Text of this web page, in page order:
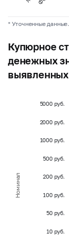
* Уточненные данные.
Купюрное
денежных
выявленных
Номинал
5000 руб.
2000 руб.
1000 руб.
500 руб.
200 руб.
100 руб.
50 руб.
10 руб.